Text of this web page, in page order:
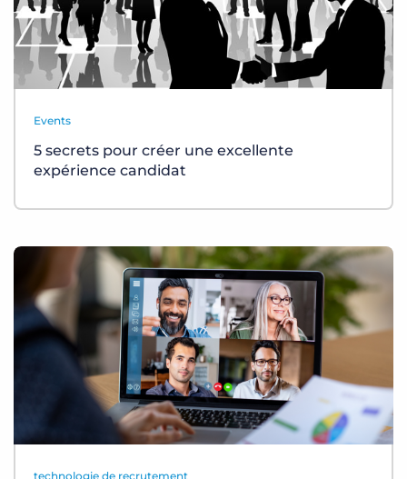
Events
5 secrets pour créer une excellente
expérience candidat
technologie de recrutement